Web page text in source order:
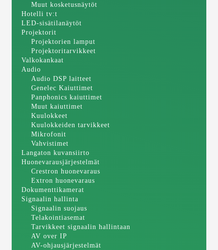
Muut kosketusnäytöt
Hotelli tv:t
LED-sisätilanäytöt
Projektorit
Projektorien lamput
Projektoritarvikkeet
Valkokankaat
Audio
Audio DSP laitteet
Genelec Kaiuttimet
Panphonics kaiuttimet
Muut kaiuttimet
Kuulokkeet
Kuulokkeiden tarvikkeet
Mikrofonit
Vahvistimet
Langaton kuvansiirto
Huonevarausjärjestelmät
Crestron huonevaraus
Extron huonevaraus
Dokumenttikamerat
Signaalin hallinta
Signaalin suojaus
Telakointiasemat
Tarvikkeet signaalin hallintaan
AV over IP
AV-ohjausjärjestelmät